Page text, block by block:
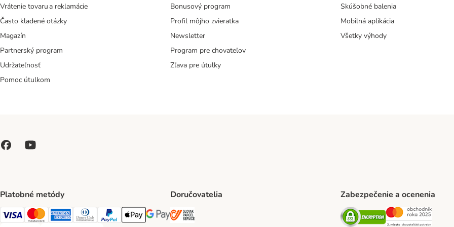
Vrátenie tovaru a reklamácie
Často kladené otázky
Magazín
Partnerský program
Udržateľnosť
Pomoc útulkom
Bonusový program
Profil môjho zvieratka
Newsletter
Program pre chovateľov
Zľava pre útulky
Skúšobné balenia
Mobilná aplikácia
Všetky výhody
Platobné metódy
Visa Payment Method
Mastercard Payment Method
American Express Payment Method
Diners Club Payment Method
PayPal Payment Method
Apple Pay Payment Method
Google Pay Payment Method
Doručovatelia Zabezpečenie a ocenenia
Security